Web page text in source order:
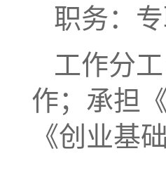
职务：
工作分
作；承担
《创业基